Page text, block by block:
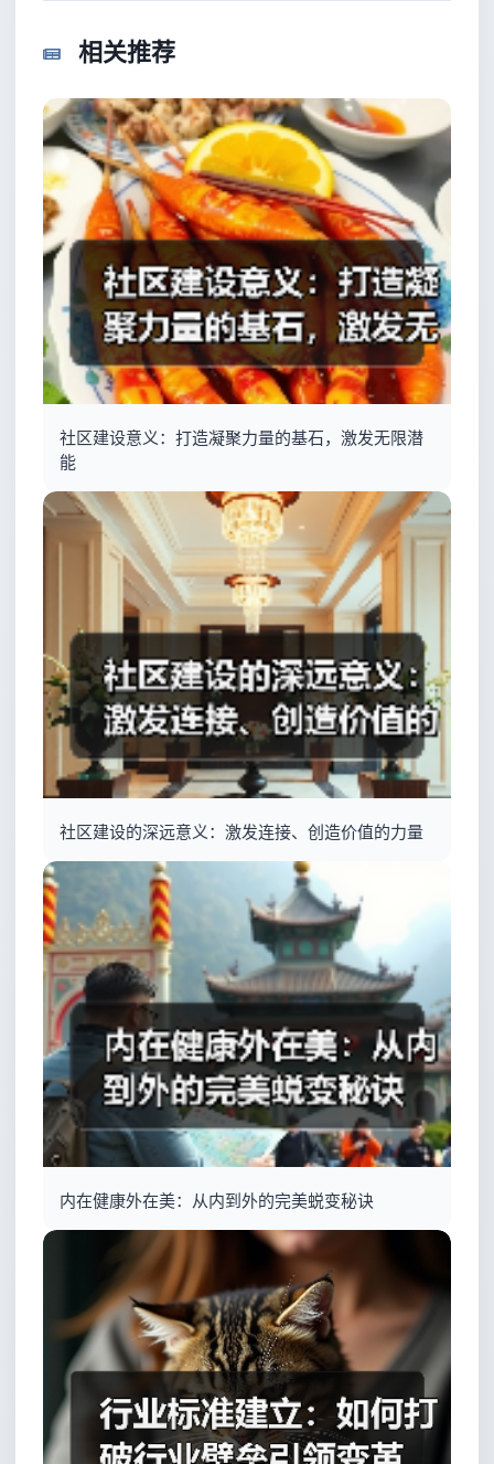
相关推荐
社区建设意义：打造凝聚力量的基石，激发无限潜
能
社区建设的深远意义：激发连接、创造价值的力量
内在健康外在美：从内到外的完美蜕变秘诀